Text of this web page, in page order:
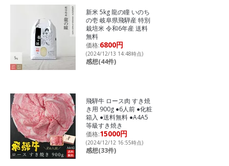
新米 5kg 龍の瞳 いのち
の壱 岐阜県飛騨産 特別
栽培米 令和6年産 送料
無料
価格:6800円
(2024/12/13 14:48時点)
感想(44件)
飛騨牛 ロース肉 すき焼
き用 900g ●6人前 ●化粧
箱入 ●送料無料 ●A4A5
等級すき焼き
価格:15000円
(2024/12/12 16:55時点)
感想(33件)